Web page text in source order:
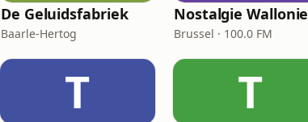
De Geluidsfabriek
Baarle-Hertog
Nostalgie Wallonie
Brussel · 100.0 FM
T T